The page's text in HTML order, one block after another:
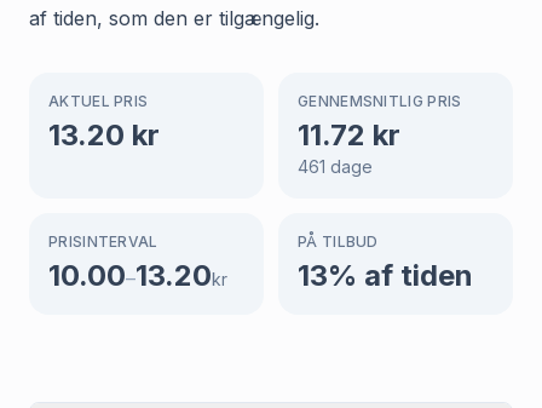
af tiden, som den er tilgængelig.
AKTUEL PRIS
13.20 kr
GENNEMSNITLIG PRIS
11.72 kr
461 dage
PRISINTERVAL
10.00–13.20kr
PÅ TILBUD
13% af tiden